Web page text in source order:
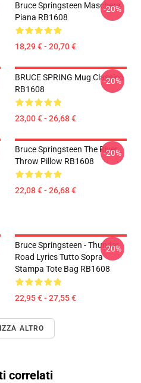
Bruce Springsteen Maschera
Piana RB1608
18,29 € - 20,70 €
-20%
BRUCE SPRING Mug Classico
RB1608
23,00 € - 26,68 €
-20%
Bruce Springsteen The River
Throw Pillow RB1608
22,08 € - 26,68 €
-20%
Bruce Springsteen - Thunder
Road Lyrics Tutto Sopra
Stampa Tote Bag RB1608
22,95 € - 27,55 €
-20%
ALTRO
correlati